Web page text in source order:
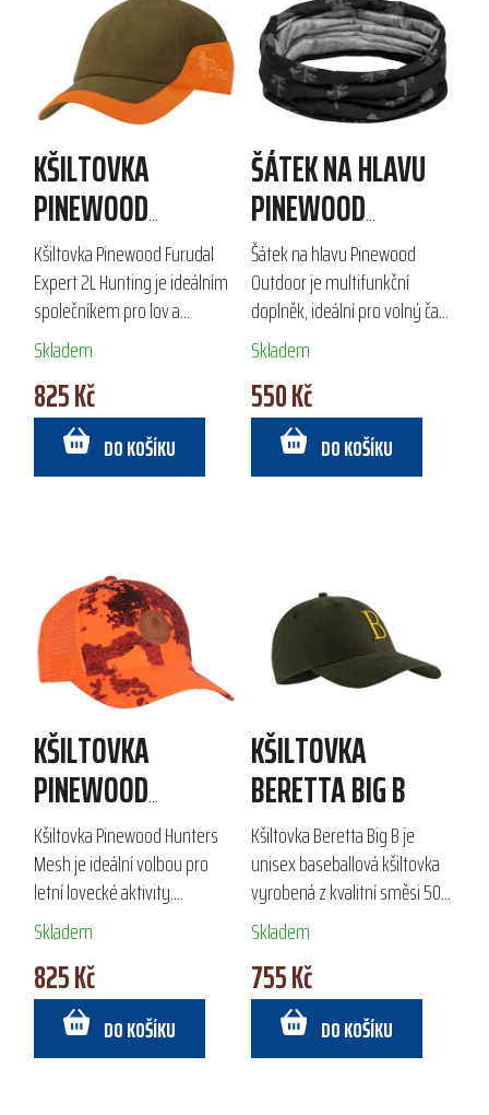
KŠILTOVKA
PINEWOOD
FURUDAL EXPERT
2L HUNTING
Kšiltovka Pinewood Furudal
Expert 2L Hunting je ideálním
společníkem pro lov a
outdoorové aktivity. Vybavena
vodě a větruodolnou
membránou, chrání vaši hlavu
před nepříznivým...
Skladem
825 Kč
DO KOŠÍKU
ŠÁTEK NA HLAVU
PINEWOOD
OUTDOOR - 3 PACK
MIX
Šátek na hlavu Pinewood
Outdoor je multifunkční
doplněk, ideální pro volný čas,
lov a turistiku. Lze ho nosit
jako nákrčník, čepici, šátek
přes obličej nebo čelenku.
Vyroben ze...
Skladem
550 Kč
DO KOŠÍKU
KŠILTOVKA
PINEWOOD
HUNTERS MESH
Kšiltovka Pinewood Hunters
Mesh je ideální volbou pro
letní lovecké aktivity.
Vyrobena z prodyšného
polyesteru s ekologickou
impregnací Bionic Finish® Eco,
poskytuje ochranu...
Skladem
825 Kč
DO KOŠÍKU
KŠILTOVKA
BERETTA BIG B
Kšiltovka Beretta Big B je
unisex baseballová kšiltovka
vyrobená z kvalitní směsi 50
% bavlny a 50 % polyesteru.
Díky pásce pro absorpci potu a
nastavitelnému zadnímu
popruhu...
Skladem
755 Kč
DO KOŠÍKU